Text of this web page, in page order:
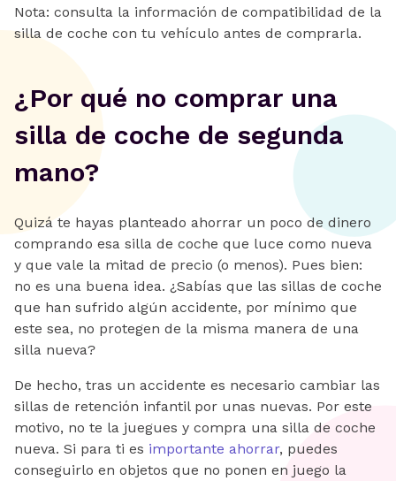
Nota: consulta la información de compatibilidad de la
silla de coche con tu vehículo antes de comprarla.
¿Por qué no comprar una
silla de coche de segunda
mano?
Quizá te hayas planteado ahorrar un poco de dinero
comprando esa silla de coche que luce como nueva
y que vale la mitad de precio (o menos). Pues bien:
no es una buena idea. ¿Sabías que las sillas de coche
que han sufrido algún accidente, por mínimo que
este sea, no protegen de la misma manera de una
silla nueva?
De hecho, tras un accidente es necesario cambiar las
sillas de retención infantil por unas nuevas. Por este
motivo, no te la juegues y compra una silla de coche
nueva. Si para ti es importante ahorrar, puedes
conseguirlo en objetos que no ponen en juego la